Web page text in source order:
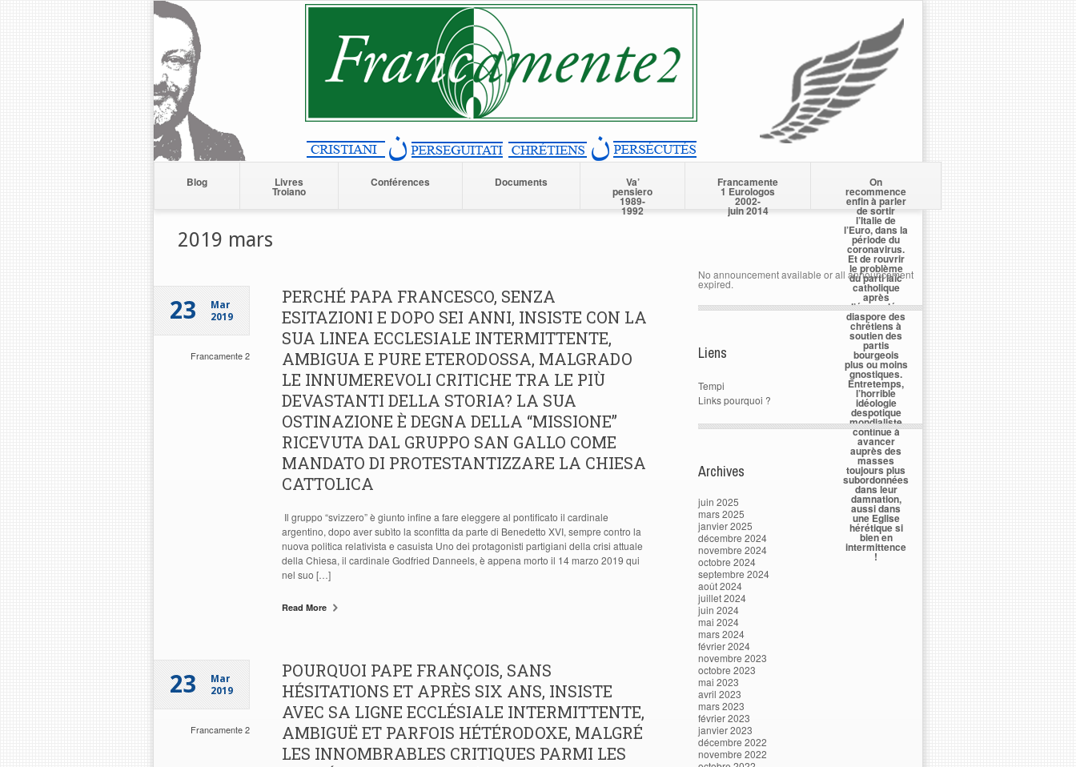
Blog Livres
Troiano
Conférences Documents Va’
pensiero
1989-
1992
Francamente
1 Eurologos
2002-
juin 2014
On
recommence
enfin à parler
de sortir
l’Italie de
l’Euro, dans la
période du
coronavirus.
Et de rouvrir
le problème
du parti laïc
catholique
après
l’écervelée
diaspore des
chrétiens à
soutien des
partis
bourgeois
plus ou moins
gnostiques.
Entretemps,
l’horrible
idéologie
despotique
mondialiste
continue à
avancer
auprès des
masses
toujours plus
subordonnées
dans leur
damnation,
aussi dans
une Eglise
hérétique si
bien en
intermittence
!
2019 mars
23
Mar
2019
Francamente 2
PERCHÉ PAPA FRANCESCO, SENZA
ESITAZIONI E DOPO SEI ANNI, INSISTE CON LA
SUA LINEA ECCLESIALE INTERMITTENTE,
AMBIGUA E PURE ETERODOSSA, MALGRADO
LE INNUMEREVOLI CRITICHE TRA LE PIÙ
DEVASTANTI DELLA STORIA? LA SUA
OSTINAZIONE È DEGNA DELLA “MISSIONE”
RICEVUTA DAL GRUPPO SAN GALLO COME
MANDATO DI PROTESTANTIZZARE LA CHIESA
CATTOLICA
Il gruppo “svizzero” è giunto infine a fare eleggere al pontificato il cardinale
argentino, dopo aver subìto la sconfitta da parte di Benedetto XVI, sempre contro la
nuova politica relativista e casuista Uno dei protagonisti partigiani della crisi attuale
della Chiesa, il cardinale Godfried Danneels, è appena morto il 14 marzo 2019 qui
nel suo […]
Read More
23
Mar
2019
Francamente 2
POURQUOI PAPE FRANÇOIS, SANS
HÉSITATIONS ET APRÈS SIX ANS, INSISTE
AVEC SA LIGNE ECCLÉSIALE INTERMITTENTE,
AMBIGUË ET PARFOIS HÉTÉRODOXE, MALGRÉ
LES INNOMBRABLES CRITIQUES PARMI LES
No announcement available or all announcement
expired.
Liens
Tempi
Links pourquoi ?
Archives
juin 2025
mars 2025
janvier 2025
décembre 2024
novembre 2024
octobre 2024
septembre 2024
août 2024
juillet 2024
juin 2024
mai 2024
mars 2024
février 2024
novembre 2023
octobre 2023
mai 2023
avril 2023
mars 2023
février 2023
janvier 2023
décembre 2022
novembre 2022